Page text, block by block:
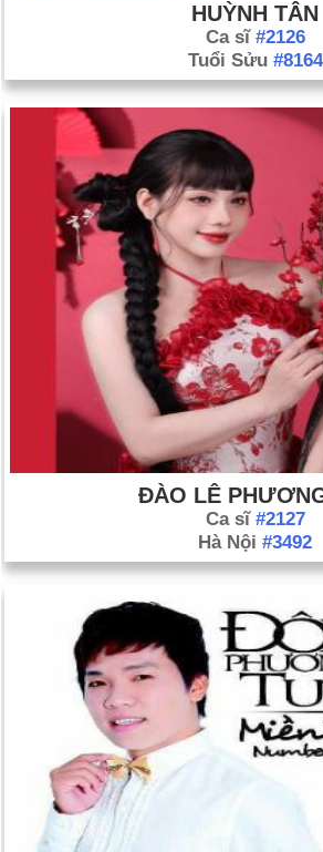
HUỲNH TÂN
Ca sĩ #2126
Tuổi Sửu #8164
ĐÀO LÊ
Ca sĩ #2127
Hà Nội #3492